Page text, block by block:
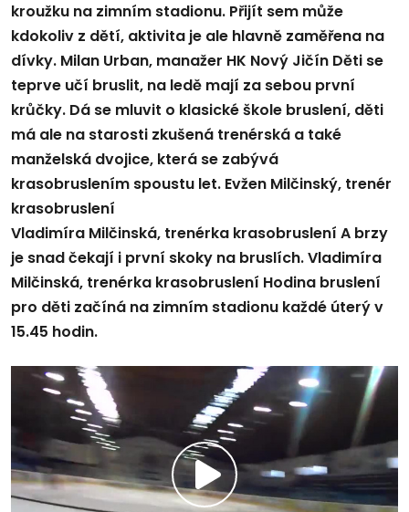
kroužku na zimním stadionu. Přijít sem může
kdokoliv z dětí, aktivita je ale hlavně zaměřena na
dívky. Milan Urban, manažer HK Nový Jičín Děti se
teprve učí bruslit, na ledě mají za sebou první
krůčky. Dá se mluvit o klasické škole bruslení, děti
má ale na starosti zkušená trenérská a také
manželská dvojice, která se zabývá
krasobruslením spoustu let. Evžen Milčinský, trenér
krasobruslení
Vladimíra Milčinská, trenérka krasobruslení A brzy
je snad čekají i první skoky na bruslích. Vladimíra
Milčinská, trenérka krasobruslení Hodina bruslení
pro děti začíná na zimním stadionu každé úterý v
15.45 hodin.
Přehrát